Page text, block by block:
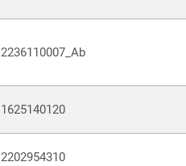
2236110007_Ab
1625140120
2202954310